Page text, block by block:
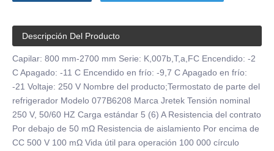
Descripción Del Producto
Capilar: 800 mm-2700 mm Serie: K,007b,T,a,FC Encendido: -2
C Apagado: -11 C Encendido en frío: -9,7 C Apagado en frío:
-21 Voltaje: 250 V Nombre del producto;Termostato de parte del
refrigerador Modelo 077B6208 Marca Jretek Tensión nominal
250 V, 50/60 HZ Carga estándar 5 (6) A Resistencia del contrato
Por debajo de 50 mΩ Resistencia de aislamiento Por encima de
CC 500 V 100 mΩ Vida útil para operación 100 000 círculo